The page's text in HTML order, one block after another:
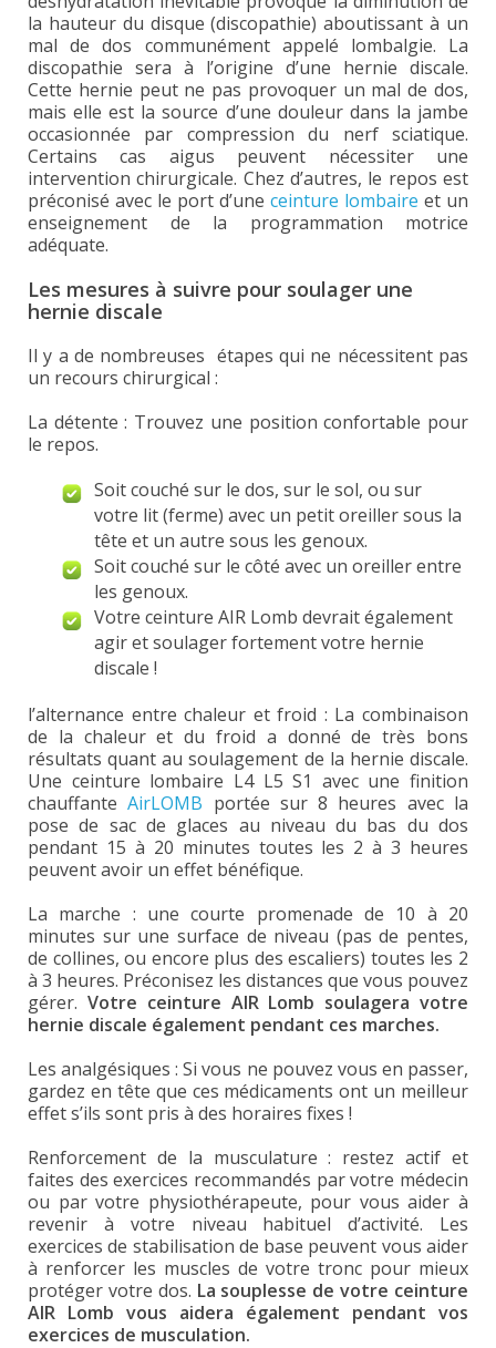
la hauteur du disque (discopathie) aboutissant à un
mal de dos communément appelé lombalgie. La
discopathie sera à l’origine d’une hernie discale.
Cette hernie peut ne pas provoquer un mal de dos,
mais elle est la source d’une douleur dans la jambe
occasionnée par compression du nerf sciatique.
Certains cas aigus peuvent nécessiter une
intervention chirurgicale. Chez d’autres, le repos est
préconisé avec le port d’une ceinture lombaire et un
enseignement de la programmation motrice
adéquate.
Les mesures à suivre pour soulager une
hernie discale
Il y a de nombreuses étapes qui ne nécessitent pas
un recours chirurgical :
La détente : Trouvez une position confortable pour
le repos.
Soit couché sur le dos, sur le sol, ou sur
votre lit (ferme) avec un petit oreiller sous la
tête et un autre sous les genoux.
Soit couché sur le côté avec un oreiller entre
les genoux.
Votre ceinture AIR Lomb devrait également
agir et soulager fortement votre hernie
discale !
l’alternance entre chaleur et froid : La combinaison
de la chaleur et du froid a donné de très bons
résultats quant au soulagement de la hernie discale.
Une ceinture lombaire L4 L5 S1 avec une finition
chauffanteAirLOMB portée sur 8 heures avec la
pose de sac de glaces au niveau du bas du dos
pendant 15 à 20 minutes toutes les 2 à 3 heures
peuvent avoir un effet bénéfique.
La marche : une courte promenade de 10 à 20
minutes sur une surface de niveau (pas de pentes,
de collines, ou encore plus des escaliers) toutes les 2
à 3 heures. Préconisez les distances que vous pouvez
gérer. Votre ceinture AIR Lomb soulagera votre
hernie discale également pendant ces marches.
Les analgésiques : Si vous ne pouvez vous en passer,
gardez en tête que ces médicaments ont un meilleur
effet s’ils sont pris à des horaires fixes !
Renforcement de la musculature : restez actif et
faites des exercices recommandés par votre médecin
ou par votre physiothérapeute, pour vous aider à
revenir à votre niveau habituel d’activité. Les
exercices de stabilisation de base peuvent vous aider
à renforcer les muscles de votre tronc pour mieux
protéger votre dos. La souplesse de votre ceinture
AIR Lomb vous aidera également pendant vos
exercices de musculation.